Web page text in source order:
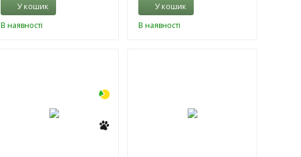
У кошик
В наявності
У кошик
В наявності